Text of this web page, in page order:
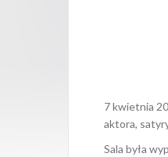
7 kwietnia
aktora,
Sala była